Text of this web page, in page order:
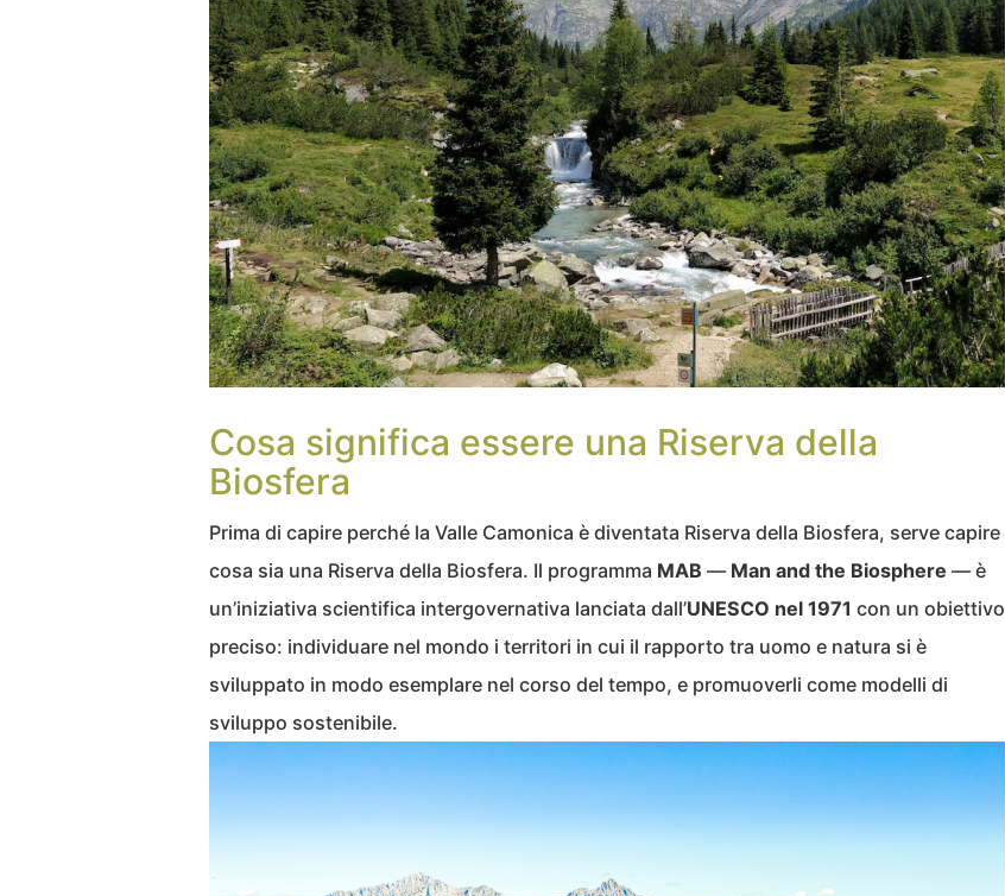
Cosa significa essere una Riserva della
Biosfera
Prima di capire perché la Valle Camonica è diventata Riserva della Biosfera, serve capire
cosa sia una Riserva della Biosfera. Il programma MAB — Man and the Biosphere — è
un’iniziativa scientifica intergovernativa lanciata dall’UNESCO nel 1971 con un obiettivo
preciso: individuare nel mondo i territori in cui il rapporto tra uomo e natura si è
sviluppato in modo esemplare nel corso del tempo, e promuoverli come modelli di
sviluppo sostenibile.